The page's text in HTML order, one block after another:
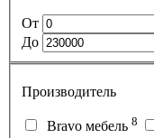
От
До
Производитель
Bravo мебель 8